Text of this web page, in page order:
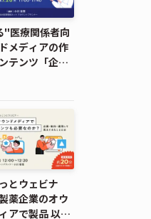
"医療関係者向
メディアの作
テンツ「企
ント解説
とウェビナ
薬企業のオウ
アで製品 以外